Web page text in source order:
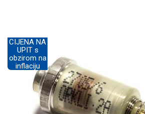
CIJENA NA
UPIT s
obzirom na
inflaciju